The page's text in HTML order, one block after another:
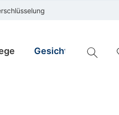
Gesichtspflege